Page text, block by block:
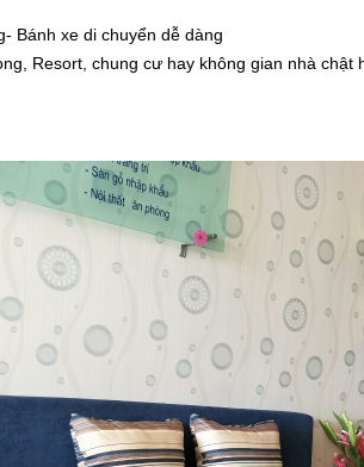
Bánh xe di chuyển dễ dàng
Resort, chung cư hay không gian nhà chật